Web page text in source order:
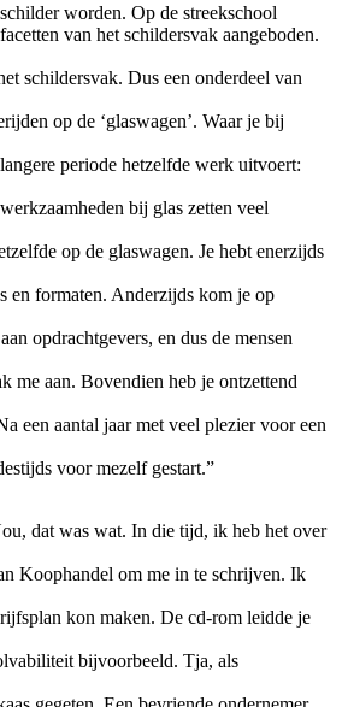
worden. Op de streekschool
van het schildersvak aangeboden.
schildersvak. Dus een onderdeel van
op de ‘glaswagen’. Waar je bij
periode hetzelfde werk uitvoert:
bij glas zetten veel
op de glaswagen. Je hebt enerzijds
en formaten. Anderzijds kom je op
opdrachtgevers, en dus de mensen
me aan. Bovendien heb je ontzettend
een aantal jaar met veel plezier voor een
voor mezelf gestart.”
dat was wat. In die tijd, ik heb het over
Koophandel om me in te schrijven. Ik
kon maken. De cd-rom leidde je
bijvoorbeeld. Tja, als